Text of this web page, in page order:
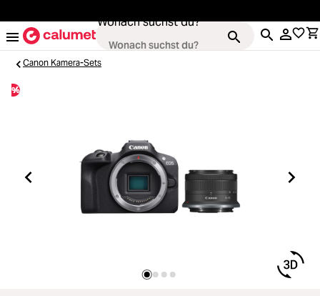
Wonach suchst du?
Objektive
Loading... Video & Drohnen
Canon Kamera-Sets
%